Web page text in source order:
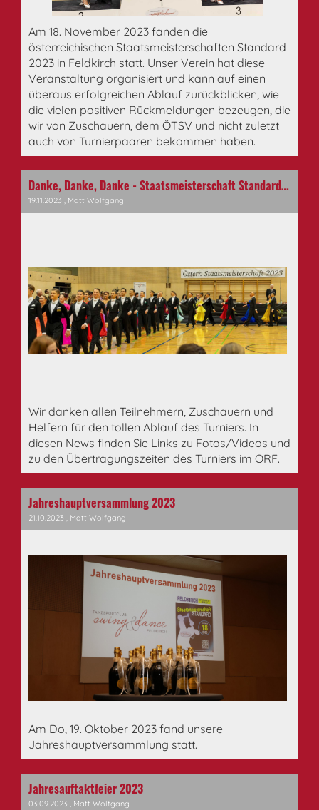
Am 18. November 2023 fanden die
österreichischen Staatsmeisterschaften Standard
2023 in Feldkirch statt. Unser Verein hat diese
Veranstaltung organisiert und kann auf einen
überaus erfolgreichen Ablauf zurückblicken, wie
die vielen positiven Rückmeldungen bezeugen, die
wir von Zuschauern, dem ÖTSV und nicht zuletzt
auch von Turnierpaaren bekommen haben.
Danke, Danke, Danke - Staatsmeisterschaft Standard 2023
19.11.2023 , Matt Wolfgang
Wir danken allen Teilnehmern, Zuschauern und
Helfern für den tollen Ablauf des Turniers. In
diesen News finden Sie Links zu Fotos/Videos und
zu den Übertragungszeiten des Turniers im ORF.
Jahreshauptversammlung 2023
21.10.2023 , Matt Wolfgang
Am Do, 19. Oktober 2023 fand unsere
Jahreshauptversammlung statt.
Jahresauftaktfeier 2023
03.09.2023 , Matt Wolfgang